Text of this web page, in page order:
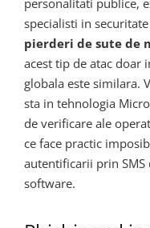
personalitati publice,
specialisti in
pierderi de sute de
acest tip de atac doar
globala este similara.
sta in tehnologia
de verificare ale
ce face practic
autentificarii prin
software.